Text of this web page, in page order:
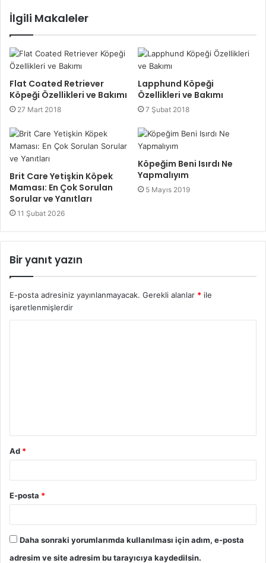
İlgili Makaleler
Flat Coated Retriever
Köpeği Özellikleri ve Bakımı
27 Mart 2018
Lapphund Köpeği
Özellikleri ve Bakımı
7 Şubat 2018
Brit Care Yetişkin Köpek
Maması: En Çok Sorulan
Sorular ve Yanıtları
11 Şubat 2026
Köpeğim Beni Isırdı Ne
Yapmalıyım
5 Mayıs 2019
Bir yanıt yazın
E-posta adresiniz yayınlanmayacak. Gerekli alanlar * ile
işaretlenmişlerdir
Ad *
E-posta *
Daha sonraki yorumlarımda kullanılması için adım, e-posta
adresim ve site adresim bu tarayıcıya kaydedilsin.